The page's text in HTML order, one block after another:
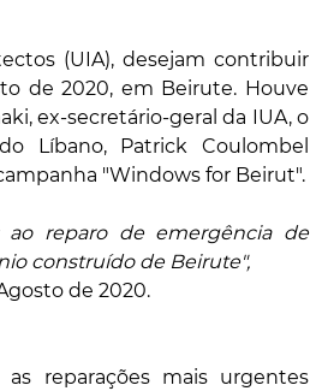
(UIA), desejam contribuir
de 2020, em Beirute. Houve
ex-secretário-geral da IUA, o
Líbano, Patrick Coulombel
"Windows for Beirut".
ao reparo de emergência de
construído de Beirute",
de 2020.
reparações mais urgentes